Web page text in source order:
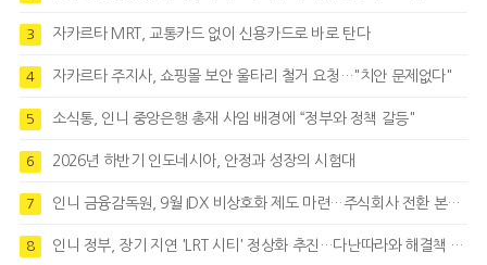
3 자카르타 MRT, 교통카드 없이 신용카드로 바로 탄다
4 자카르타 주지사, 쇼핑몰 보안 울타리 철거 요청…"치안 문제없다"
5 소식통, 인니 중앙은행 총재 사임 배경에 “정부와 정책 갈등"
6 2026년 하반기 인도네시아, 안정과 성장의 시험대
7 인니 금융감독원, 9월 IDX 비상호화 제도 마련…주식회사 전환 본격화
8 인니 정부, 장기 지연 'LRT 시티' 정상화 추진…다난따라와 해결책 모색